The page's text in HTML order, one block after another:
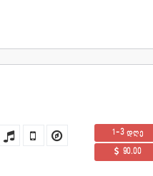
1-3 დღე
90.00